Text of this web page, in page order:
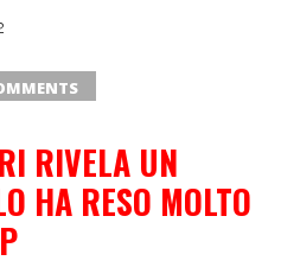
RIVELA UN
HA RESO MOLTO